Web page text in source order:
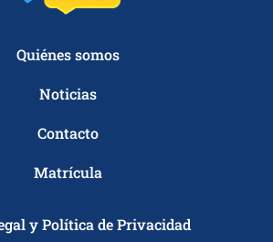
Quiénes somos
Noticias
Contacto
Matrícula
y Política de Privacidad